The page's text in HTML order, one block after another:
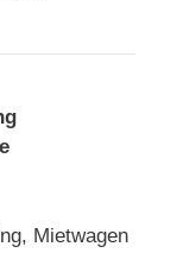
Mietwagen